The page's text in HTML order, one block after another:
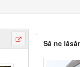
Să ne